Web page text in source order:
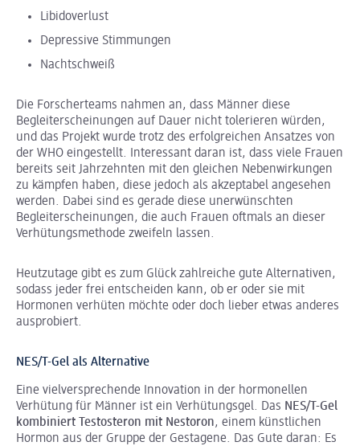
Libidoverlust
Depressive Stimmungen
Nachtschweiß
Die Forscherteams nahmen an, dass Männer diese
Begleiterscheinungen auf Dauer nicht tolerieren würden,
und das Projekt wurde trotz des erfolgreichen Ansatzes von
der WHO eingestellt. Interessant daran ist, dass viele Frauen
bereits seit Jahrzehnten mit den gleichen Nebenwirkungen
zu kämpfen haben, diese jedoch als akzeptabel angesehen
werden. Dabei sind es gerade diese unerwünschten
Begleiterscheinungen, die auch Frauen oftmals an dieser
Verhütungsmethode zweifeln lassen.
Heutzutage gibt es zum Glück zahlreiche gute Alternativen,
sodass jeder frei entscheiden kann, ob er oder sie mit
Hormonen verhüten möchte oder doch lieber etwas anderes
ausprobiert.
NES/T-Gel als Alternative
Eine vielversprechende Innovation in der hormonellen
Verhütung für Männer ist ein Verhütungsgel. Das NES/T-Gel
kombiniert Testosteron mit Nestoron, einem künstlichen
Hormon aus der Gruppe der Gestagene. Das Gute daran: Es